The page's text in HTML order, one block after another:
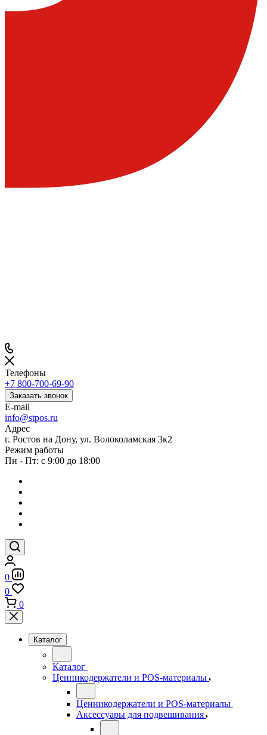
Телефоны
+7 800-700-69-90
Заказать звонок
E-mail
info@stpos.ru
Адрес
г. Ростов на Дону, ул. Волоколамская 3к2
Режим работы
Пн - Пт: с 9:00 до 18:00
0
0
0
Каталог
Каталог
Ценникодержатели и POS-материалы
Ценникодержатели и POS-материалы
Аксессуары для подвешивания